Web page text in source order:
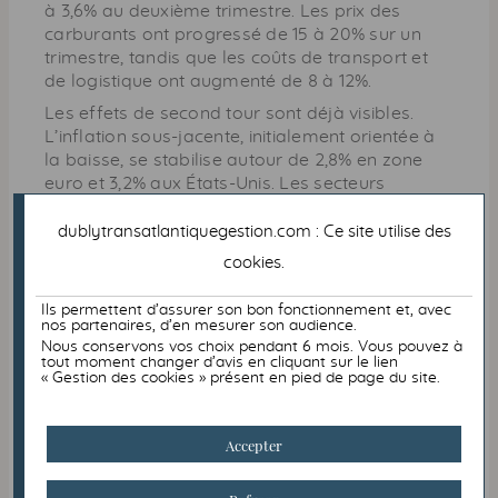
à 3,6% au deuxième trimestre. Les prix des
carburants ont progressé de 15 à 20% sur un
trimestre, tandis que les coûts de transport et
de logistique ont augmenté de 8 à 12%.
Les effets de second tour sont déjà visibles.
L’inflation sous-jacente, initialement orientée à
la baisse, se stabilise autour de 2,8% en zone
euro et 3,2% aux États-Unis. Les secteurs
hausses de coûts liées à l’énergie, ce qui diffuse
progressivement le choc pétrolier à l’ensemble
Conséquences sur les
politiques monétaires
délicat pour les politiques monétaires. Début
2026, les marchés anticipaient des baisses de
dublytransatlantiquegestion.com : Ce site utilise des
cookies
Ils permettent d’assurer son bon fonctionnement et, avec
nos partenaires, d’en mesurer son audience.
Nous conservons vos choix pendant 6 mois. Vous pouvez à
tout moment changer d’avis en cliquant sur le lien
« Gestion des cookies » présent en pied de page du site.
Accepter